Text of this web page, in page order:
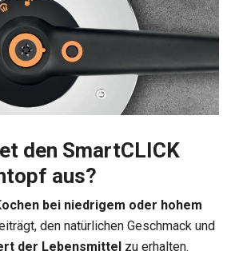
den SmartCLICK
aus?
bei niedrigem oder hohem
den natürlichen Geschmack und
der Lebensmittel zu erhalten.